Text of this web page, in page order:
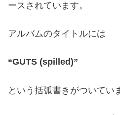
ースされています。
アルバムのタイトルには
“GUTS (spilled)”
という括弧書きがついてい